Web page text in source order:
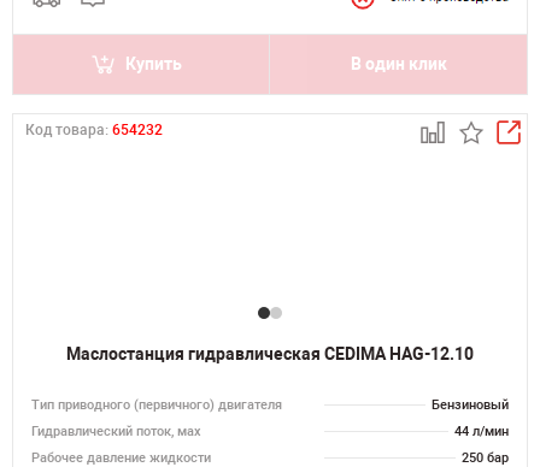
Купить В один клик
Код товара: 654232
Маслостанция гидравлическая CEDIMA HAG-12.10
Тип приводного (первичного) двигателя
Бензиновый
Гидравлический поток, мах
44 л/мин
Рабочее давление жидкости
250 бар